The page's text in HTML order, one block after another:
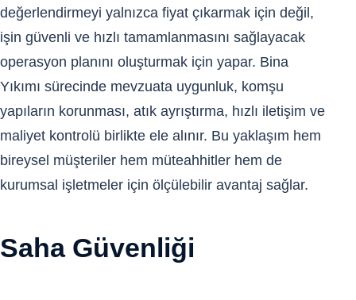
değerlendirmeyi yalnızca fiyat çıkarmak için değil,
işin güvenli ve hızlı tamamlanmasını sağlayacak
operasyon planını oluşturmak için yapar. Bina
Yıkımı sürecinde mevzuata uygunluk, komşu
yapıların korunması, atık ayrıştırma, hızlı iletişim ve
maliyet kontrolü birlikte ele alınır. Bu yaklaşım hem
bireysel müşteriler hem müteahhitler hem de
kurumsal işletmeler için ölçülebilir avantaj sağlar.
Saha Güvenliği